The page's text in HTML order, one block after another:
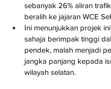
sebanyak 26% aliran
beralih ke jajaran WCE
Ini menunjukkan projek
sahaja berimpak tinggi
pendek, malah menjadi
jangka panjang kepada
wilayah selatan.